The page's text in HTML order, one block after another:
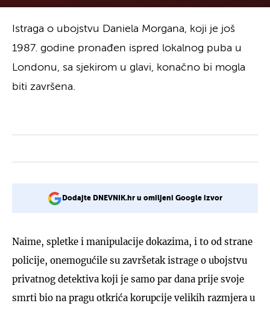
Istraga o ubojstvu Daniela Morgana, koji je još
1987. godine pronađen ispred lokalnog puba u
Londonu, sa sjekirom u glavi, konačno bi mogla
biti završena.
Dodajte DNEVNIK.hr u omiljeni Google izvor
Naime, spletke i manipulacije dokazima, i to od strane
policije, onemogućile su završetak istrage o ubojstvu
privatnog detektiva koji je samo par dana prije svoje
smrti bio na pragu otkrića korupcije velikih razmjera u